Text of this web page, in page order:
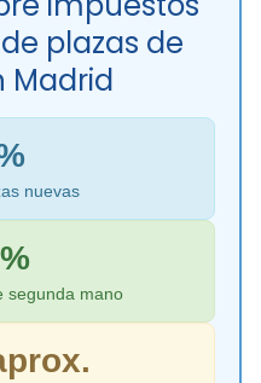
plazas de
Madrid
nuevas
segunda mano